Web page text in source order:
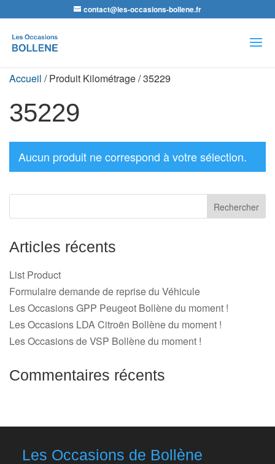
contact@les-occasions-bollene.fr
de
produits
Accueil / Produit Kilométrage / 35229
35229
Aucun produit ne correspond à votre sélection.
Articles récents
List Product
Formulaire demande de reprise du Véhicule
Les Occasions GPP Peugeot Bollène du moment !
Les Occasions LDA Citroën Bollène du moment !
Les Occasions de VSP Bollène du moment !
Commentaires récents
Les Occasions de Bollène